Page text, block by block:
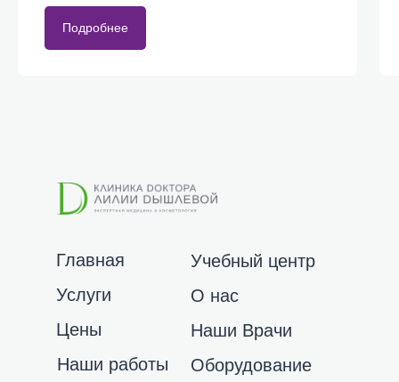
Подробнее
Наши работы Оборудование
Наши Врачи
О нас
Цены
Услуги
Главная Учебный центр